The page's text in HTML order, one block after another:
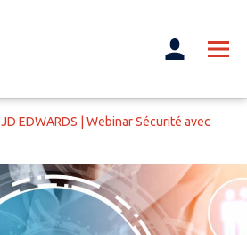
JD EDWARDS | Webinar Sécurité avec